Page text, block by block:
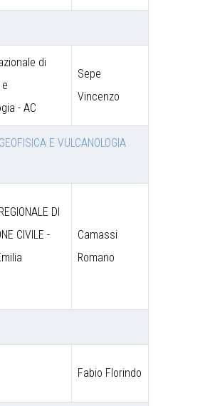
di
- AC
Sepe
Vincenzo
E VULCANOLOGIA
DI
CIVILE -
Camassi
Romano
Fabio Florindo